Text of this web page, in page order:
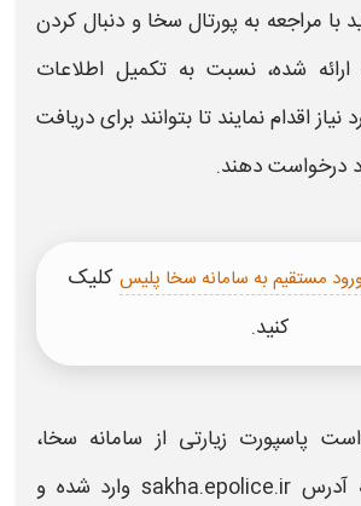
با مراجعه به پورتال سخا و دنبال کردن
شده، نسبت به تکمیل اطلاعات
اقدام نمایند تا بتوانند برای دریافت
درخواست دهند.
مستقیم به سامانه سخا پلیس کلیک
کنید.
پاسپورت زیارتی از سامانه سخا،
متقاضیان باید به آدرس sakha.epolice.ir وارد شده و